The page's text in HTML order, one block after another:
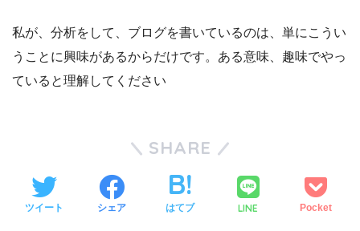
私が、分析をして、ブログを書いているのは、単にこうい
うことに興味があるからだけです。ある意味、趣味でやっ
ていると理解してください
SHARE
ツイート シェア はてブ LINE Pocket